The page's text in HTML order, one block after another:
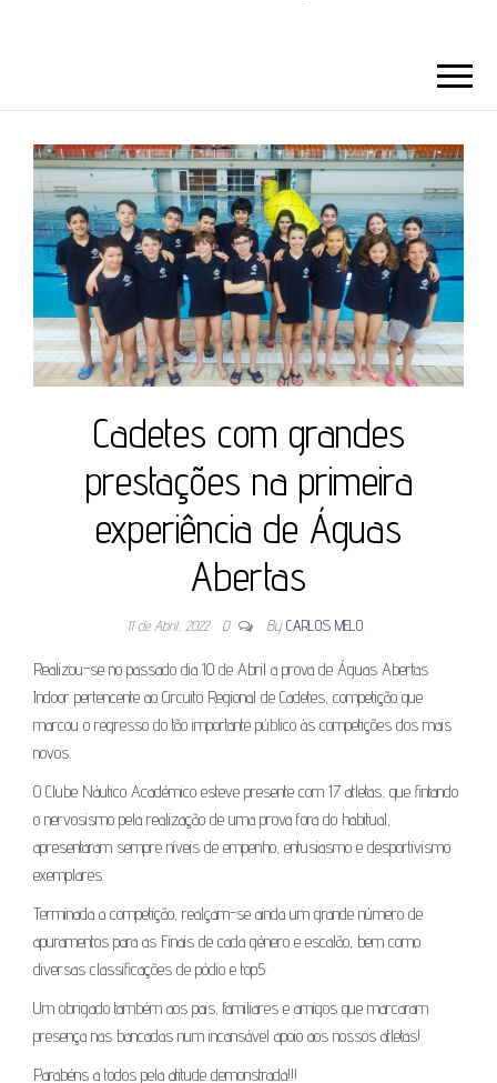
Cadetes com grandes
prestações na primeira
experiência de Águas
Abertas
11 de Abril, 2022 0 By CARLOS MELO
Realizou-se no passado dia 10 de Abril a prova de Águas Abertas
Indoor pertencente ao Circuito Regional de Cadetes, competição que
marcou o regresso do tão importante público às competições dos mais
novos.
O Clube Náutico Académico esteve presente com 17 atletas, que fintando
o nervosismo pela realização de uma prova fora do habitual,
apresentaram sempre níveis de empenho, entusiasmo e desportivismo
exemplares.
Terminada a competição, realçam-se ainda um grande número de
apuramentos para as Finais de cada género e escalão, bem como
diversas classificações de pódio e top5.
Um obrigado também aos pais, familiares e amigos que marcaram
presença nas bancadas num incansável apoio aos nossos atletas!
Parabéns a todos pela atitude demonstrada!!!